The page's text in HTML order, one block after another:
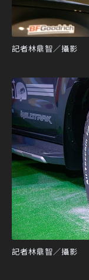
記者林鼎智／攝影
記者林鼎智／攝影